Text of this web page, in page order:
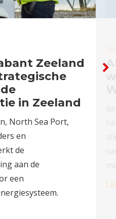
Zeeland
in Zeeland
North Sea Port,
en
de
aan de
een